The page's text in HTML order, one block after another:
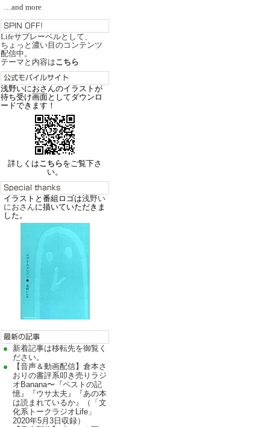
…and more
Lifeサブレーベルとして、
ちょっと濃い目のコンテンツ
配信中。
テーマと内容はこちら
浅野いにおさんのイラストが
待ち受け画面としてダウンロ
ードできます！
詳しくはこちらをご覧下さ
い。
イラストと番組ロゴは浅野い
におさんに描いていただきま
した。
新着記事は移転先を御覧く
ださい。
【音声＆動画配信】倉本さ
おりの書評系叩き売りラジ
オBanana〜『ペストの記
憶』『ウサ太夫』『あの本
は読まれているか』（「文
化系トークラジオLife」
2020年5月3日収録）